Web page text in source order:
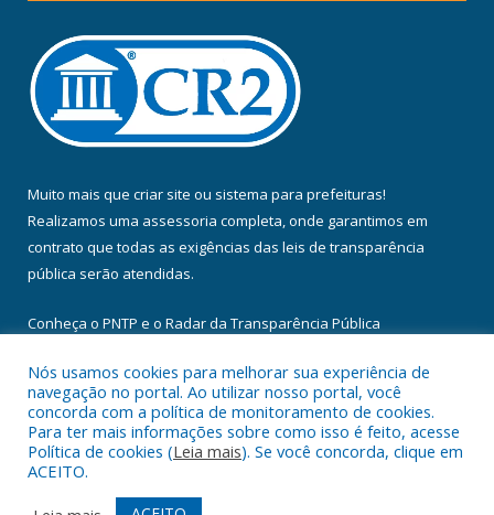
Muito mais que criar site ou sistema para prefeituras!
Realizamos uma assessoria completa, onde garantimos em
contrato que todas as exigências das leis de transparência
pública serão atendidas.
Conheça o PNTP e o Radar da Transparência Pública
Todos os direitos reservados a Câmara Municipal de Floresta do
Araguaia.
Nós usamos cookies para melhorar sua experiência de
navegação no portal. Ao utilizar nosso portal, você
concorda com a política de monitoramento de cookies.
Para ter mais informações sobre como isso é feito, acesse
Política de cookies (Leia mais). Se você concorda, clique em
ACEITO.